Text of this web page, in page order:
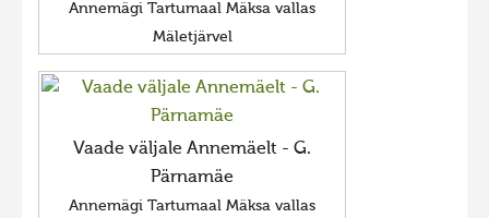
Annemägi Tartumaal Mäksa vallas
Mäletjärvel
Vaade väljale Annemäelt - G.
Pärnamäe
Annemägi Tartumaal Mäksa vallas